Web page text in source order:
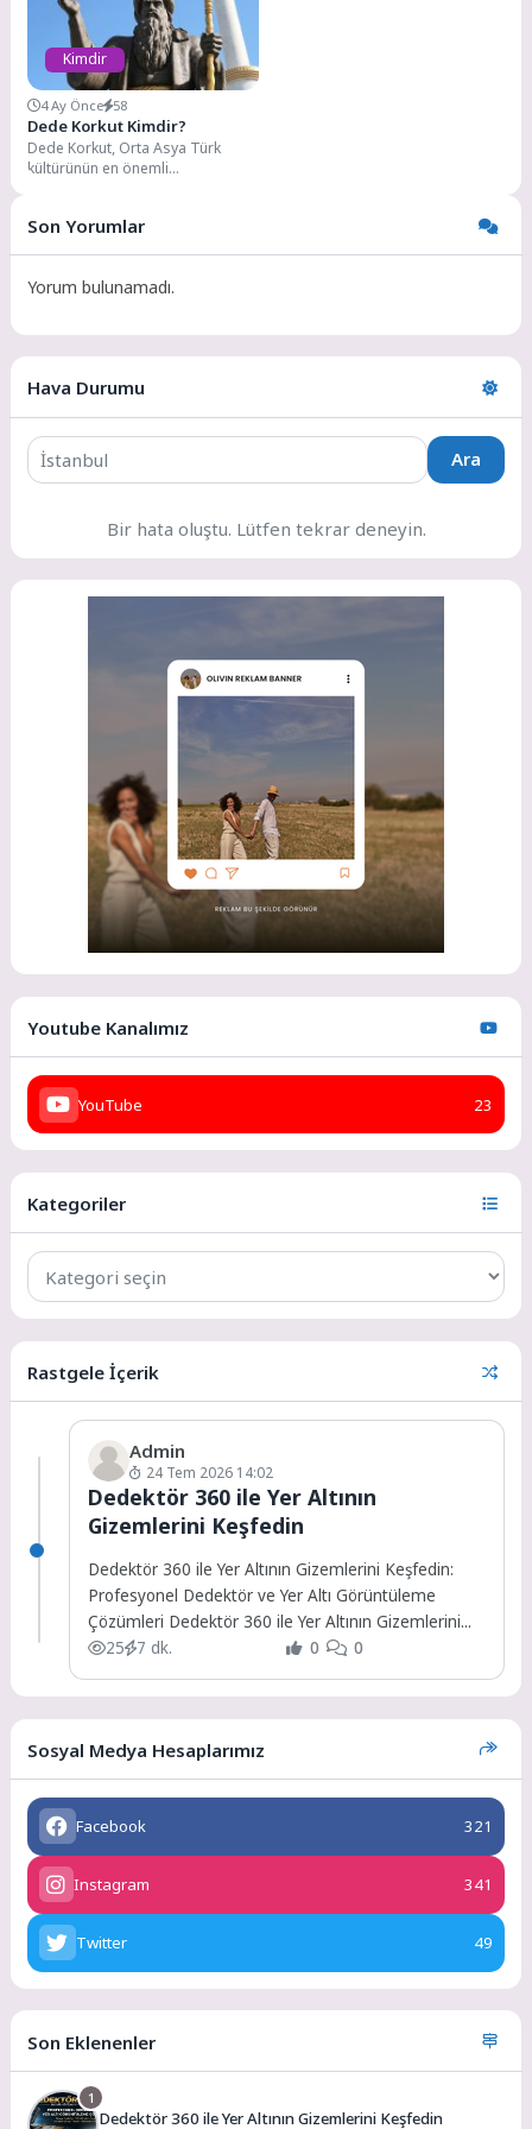
Kimdir
4 Ay Önce 58
Dede Korkut Kimdir?
Dede Korkut, Orta Asya Türk
kültürünün en önemli
Son Yorumlar
Yorum bulunamadı.
Hava Durumu
Ara
Bir hata oluştu. Lütfen tekrar deneyin.
Youtube Kanalımız
YouTube 23
Kategoriler
Rastgele İçerik
Admin
24 Tem 2026 14:02
Dedektör 360 ile Yer Altının
Gizemlerini Keşfedin
Dedektör 360 ile Yer Altının Gizemlerini Keşfedin:
Profesyonel Dedektör ve Yer Altı Görüntüleme
Çözümleri Dedektör 360 ile Yer Altının Gizemlerini...
25
7 dk. 0 0
Sosyal Medya Hesaplarımız
Facebook 321
Instagram 341
Twitter 49
Son Eklenenler
1
Dedektör 360 ile Yer Altının Gizemlerini Keşfedin